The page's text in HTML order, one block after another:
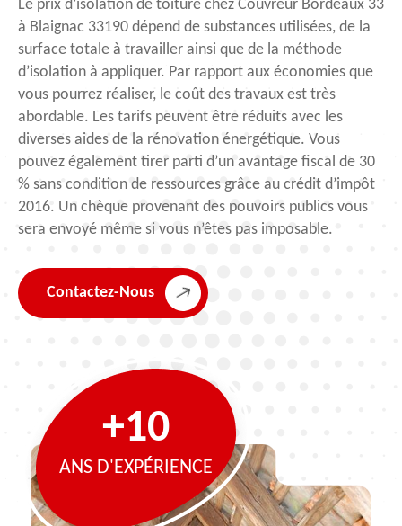
Le prix d’isolation de toiture chez Couvreur Bordeaux 33
à Blaignac 33190 dépend de substances utilisées, de la
surface totale à travailler ainsi que de la méthode
d’isolation à appliquer. Par rapport aux économies que
vous pourrez réaliser, le coût des travaux est très
abordable. Les tarifs peuvent être réduits avec les
diverses aides de la rénovation énergétique. Vous
pouvez également tirer parti d’un avantage fiscal de 30
% sans condition de ressources grâce au crédit d’impôt
2016. Un chèque provenant des pouvoirs publics vous
sera envoyé même si vous n’êtes pas imposable.
Contactez-Nous
+10
ANS D'EXPÉRIENCE